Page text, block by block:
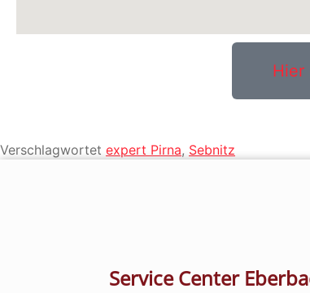
Hier
Verschlagwortet expert Pirna, Sebnitz
Service Center